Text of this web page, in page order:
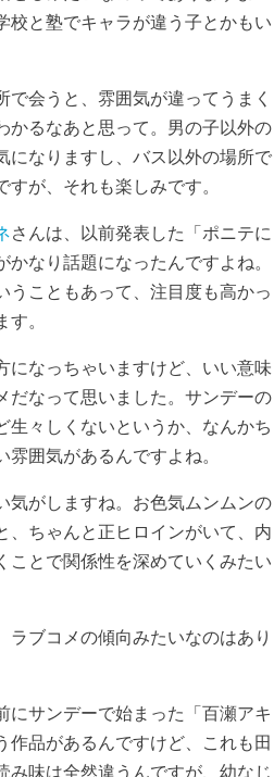
校と塾でキャラが違う子とかもい
会うと、雰囲気が違ってうまく
かるなあと思って。男の子以外の
になりますし、バス以外の場所で
が、それも楽しみです。
さんは、以前発表した「ポニテに
なり話題になったんですよね。
うこともあって、注目度も高かっ
。
になっちゃいますけど、いい意味
だなって思いました。サンデーの
生々しくないというか、なんかち
囲気があるんですよね。
がしますね。お色気ムンムンの
、ちゃんと正ヒロインがいて、内
ことで関係性を深めていくみたい
ブコメの傾向みたいなのはあり
サンデーで始まった「百瀬アキ
作品があるんですけど、これも田
み味は全然違うんですが、幼なじ